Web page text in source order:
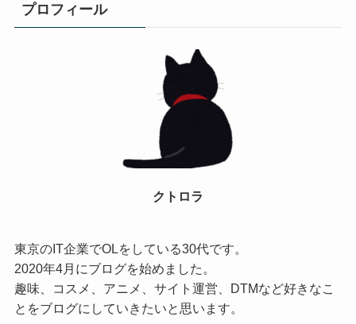
プロフィール
クトロラ
東京のIT企業でOLをしている30代です。
2020年4月にブログを始めました。
趣味、コスメ、アニメ、サイト運営、DTMなど好きなこ
とをブログにしていきたいと思います。